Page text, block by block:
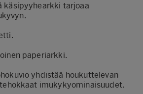
käsipyyhearkki tarjoaa
paperiarkki.
yhdistää houkuttelevan
imukykyominaisuudet.